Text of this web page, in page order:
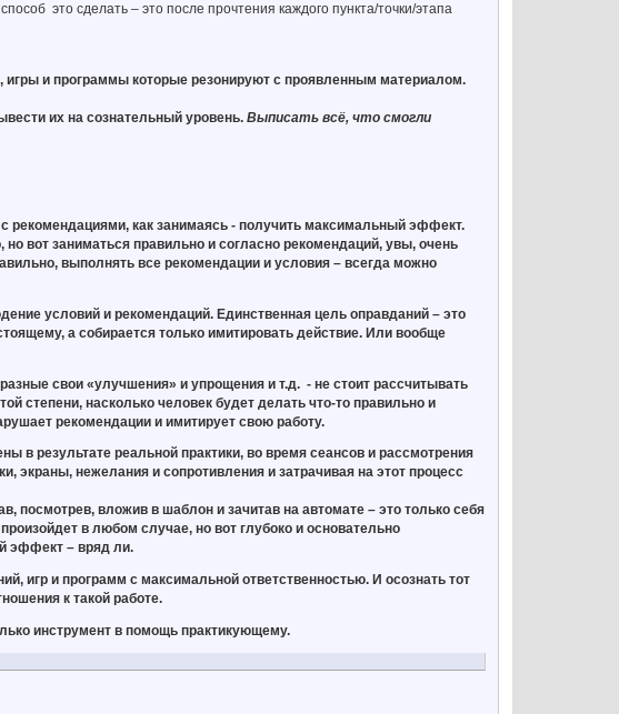
это сделать – это после прочтения каждого пункта/точки/этапа
игры и программы которые резонируют с проявленным материалом.
их на сознательный уровень.Выписать всё, что смогли
как занимаясь - получить максимальный эффект.
вот заниматься правильно и согласно рекомендаций, увы, очень
выполнять все рекомендации и условия – всегда можно
условий и рекомендаций. Единственная цель оправданий – это
а собирается только имитировать действие. Или вообще
свои «улучшения» и упрощения и т.д. - не стоит рассчитывать
степени, насколько человек будет делать что-то правильно и
рекомендации и имитирует свою работу.
результате реальной практики, во время сеансов и рассмотрения
экраны, нежелания и сопротивления и затрачивая на этот процесс
посмотрев, вложив в шаблон и зачитав на автомате – это только себя
в любом случае, но вот глубоко и основательно
эффект – вряд ли.
игр и программ с максимальной ответственностью. И осознать тот
к такой работе.
инструмент в помощь практикующему.